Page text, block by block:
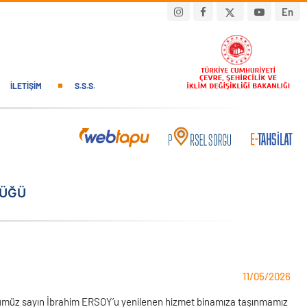
En
İLETIŞIM S.S.S.
11/05/2026
sayın İbrahim ERSOY’u yenilenen hizmet binamıza taşınmamız